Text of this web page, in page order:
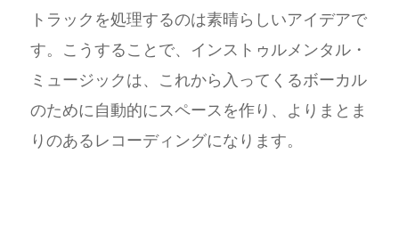
トラックを処理するのは素晴らしいアイデアで
す。こうすることで、インストゥルメンタル・
ミュージックは、これから入ってくるボーカル
のために自動的にスペースを作り、よりまとま
りのあるレコーディングになります。